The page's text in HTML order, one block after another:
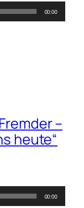
00:00
–
heute“
00:00